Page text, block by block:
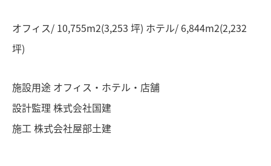
オフィス/ 10,755m2(3,253 坪) ホテル/ 6,844m2(2,232
坪)
施設用途 オフィス・ホテル・店舗
設計監理 株式会社国建
施工 株式会社屋部土建